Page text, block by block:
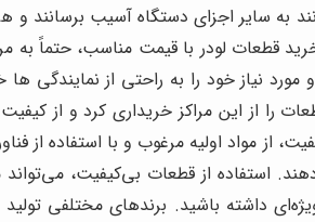
سایر اجزای دستگاه آسیب برسانند و
لودر با قیمت مناسب، حتماً به
نیاز خود را به راحتی از نمایندگی
را از این مراکز خریداری کرد و از
مواد اولیه مرغوب و با استفاده از
استفاده از قطعات بی‌کیفیت،
داشته باشید. برندهای مختلفی